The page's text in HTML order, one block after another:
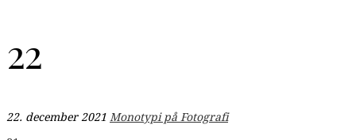
22
22. december 2021 Monotypi på Fotografi